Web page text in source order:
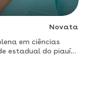
Novata
estadual do piauí